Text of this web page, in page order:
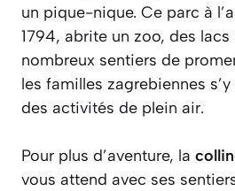
un pique-nique. Ce parc à
1794, abrite un zoo, des
nombreux sentiers de
les familles zagrebiennes
des activités de plein air.
Pour plus d’aventure, la
vous attend avec ses